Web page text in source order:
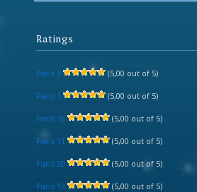
Ratings
Paris 3 (5,00 out of 5)
Paris 1 (5,00 out of 5)
Paris 18 (5,00 out of 5)
Paris 11 (5,00 out of 5)
Paris 20 (5,00 out of 5)
Paris 13 (5,00 out of 5)